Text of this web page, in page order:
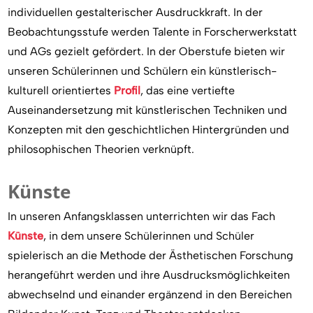
individuellen gestalterischer Ausdruckkraft. In der
Beobachtungsstufe werden Talente in Forscherwerkstatt
und AGs gezielt gefördert. In der Oberstufe bieten wir
unseren Schülerinnen und Schülern ein künstlerisch-
kulturell orientiertes Profil, das eine vertiefte
Auseinandersetzung mit künstlerischen Techniken und
Konzepten mit den geschichtlichen Hintergründen und
philosophischen Theorien verknüpft.
Künste
In unseren Anfangsklassen unterrichten wir das Fach
Künste, in dem unsere Schülerinnen und Schüler
spielerisch an die Methode der Ästhetischen Forschung
herangeführt werden und ihre Ausdrucksmöglichkeiten
abwechselnd und einander ergänzend in den Bereichen